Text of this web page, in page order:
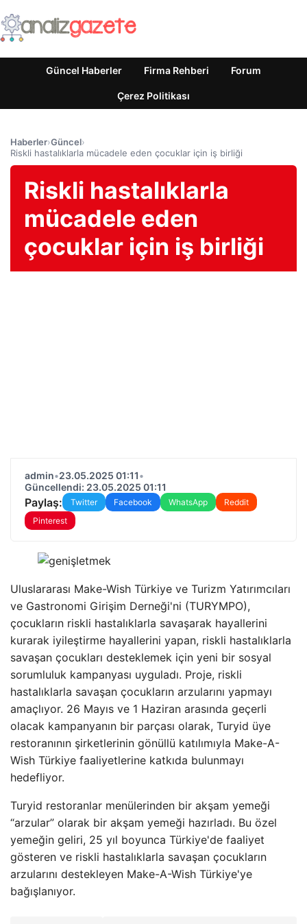
Güncel Haberler Firma Rehberi Forum
Çerez Politikası
Haberler›Güncel›
Riskli hastalıklarla mücadele eden çocuklar için iş birliği
Riskli hastalıklarla
mücadele eden
çocuklar için iş birliği
admin•23.05.2025 01:11•
Güncellendi: 23.05.2025 01:11
Paylaş: Twitter Facebook WhatsApp
Reddit
Pinterest
Uluslararası Make-Wish Türkiye ve Turizm Yatırımcıları
ve Gastronomi Girişim Derneği'ni (TURYMPO),
çocukların riskli hastalıklarla savaşarak hayallerini
kurarak iyileştirme hayallerini yapan, riskli hastalıklarla
savaşan çocukları desteklemek için yeni bir sosyal
sorumluluk kampanyası uyguladı. Proje, riskli
hastalıklarla savaşan çocukların arzularını yapmayı
amaçlıyor. 26 Mayıs ve 1 Haziran arasında geçerli
olacak kampanyanın bir parçası olarak, Turyid üye
restoranının şirketlerinin gönüllü katılımıyla Make-A-
Wish Türkiye faaliyetlerine katkıda bulunmayı
hedefliyor.
Turyid restoranlar menülerinden bir akşam yemeği
“arzular” olarak bir akşam yemeği hazırladı. Bu özel
yemeğin geliri, 25 yıl boyunca Türkiye'de faaliyet
gösteren ve riskli hastalıklarla savaşan çocukların
arzularını destekleyen Make-A-Wish Türkiye'ye
bağışlanıyor.